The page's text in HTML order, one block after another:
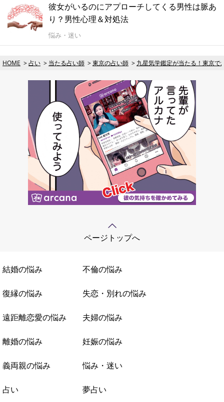
彼女がいるのにアプローチしてくる男性は脈あ
り？男性心理＆対処法
悩み・迷い
HOME 占い 当たる占い師 東京の占い師 九星気学鑑定が当たる！東京で
ページトップへ
結婚の悩み 不倫の悩み
復縁の悩み 失恋・別れの悩み
遠距離恋愛の悩み 夫婦の悩み
離婚の悩み 妊娠の悩み
義両親の悩み 悩み・迷い
占い 夢占い